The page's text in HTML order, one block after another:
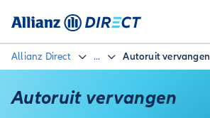
Allianz Direct ... Autoruit vervangen
Autoruit vervangen